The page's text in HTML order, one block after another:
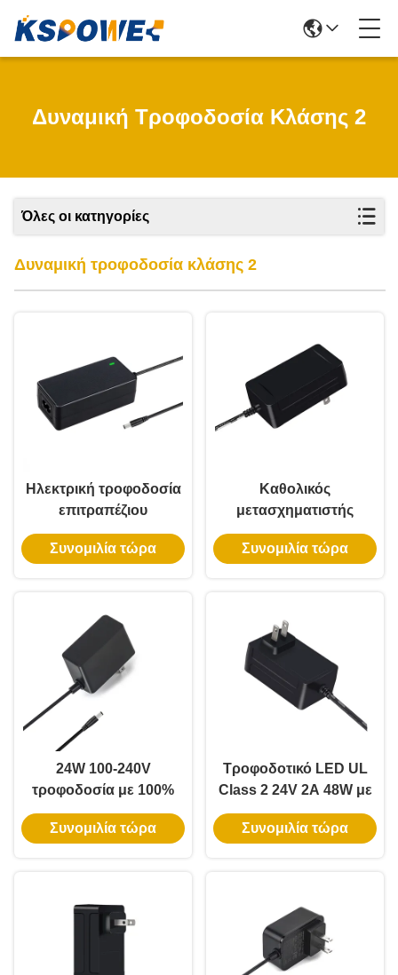
Δυναμική Τροφοδοσία Κλάσης 2
Όλες οι κατηγορίες
Δυναμική τροφοδοσία κλάσης 2
Ηλεκτρική τροφοδοσία
επιτραπέζιου
υπολογιστή UL κλάσης
2 12V 5A με 3ετή
Συνομιλία τώρα
Καθολικός
μετασχηματιστής
12V5A 60W με 3 χρόνια
εγγύηση για εύκαμπτα
Συνομιλία τώρα
24W 100-240V
τροφοδοσία με 100%
υλικό PC για φώτα LED
και κάμερες CCTV
Συνομιλία τώρα
Τροφοδοτικό LED UL
Class 2 24V 2A 48W με
είσοδο 100-240V για
ταινίες LED
Συνομιλία τώρα